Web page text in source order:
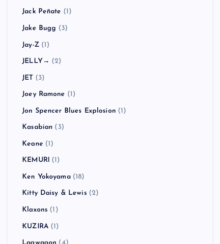
Jack Peñate (1)
Jake Bugg (3)
Jay-Z(1)
JELLY→ (2)
JET (3)
Joey Ramone (1)
Jon Spencer Blues Explosion (1)
Kasabian (3)
Keane (1)
KEMURI (1)
Ken Yokoyama(18)
Kitty Daisy & Lewis(2)
Klaxons (1)
KUZIRA(1)